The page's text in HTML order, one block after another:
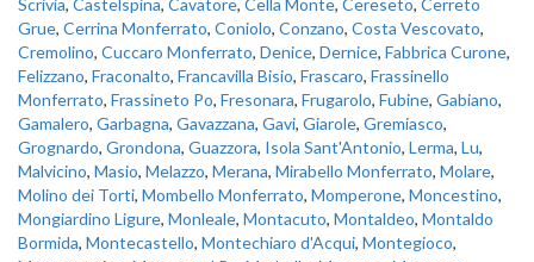
Scrivia, Castelspina, Cavatore, Cella Monte, Cereseto, Cerreto
Grue, Cerrina Monferrato, Coniolo, Conzano, Costa Vescovato,
Cremolino, Cuccaro Monferrato, Denice, Dernice, Fabbrica Curone,
Felizzano, Fraconalto, Francavilla Bisio, Frascaro, Frassinello
Monferrato, Frassineto Po, Fresonara, Frugarolo, Fubine, Gabiano,
Gamalero, Garbagna, Gavazzana, Gavi, Giarole, Gremiasco,
Grognardo, Grondona, Guazzora, Isola Sant'Antonio, Lerma, Lu,
Malvicino, Masio, Melazzo, Merana, Mirabello Monferrato, Molare,
Molino dei Torti, Mombello Monferrato, Momperone, Moncestino,
Mongiardino Ligure, Monleale, Montacuto, Montaldeo, Montaldo
Bormida, Montecastello, Montechiaro d'Acqui, Montegioco,